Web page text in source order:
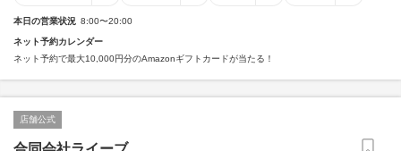
本日の営業状況 8:00〜20:00
ネット予約カレンダー
ネット予約で最大10,000円分のAmazonギフトカードが当たる！
店舗公式